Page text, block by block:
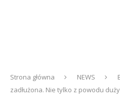
Strona główna NEWS
zadłużona. Nie tylko z powodu